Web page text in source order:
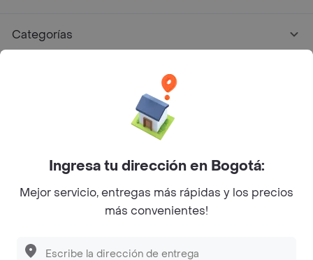
Categorías
Facebook
Twitter
Instagram
©2026Rappi Inc. All rights reserved.
Ingresa tu dirección en Bogotá:
Mejor servicio, entregas más rápidas y los precios
más convenientes!